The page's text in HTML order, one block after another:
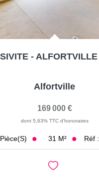
Alfortville
169 000 €
dont 5,63% TTC d'honoraires
Pièce(s) 31 M² Réf :